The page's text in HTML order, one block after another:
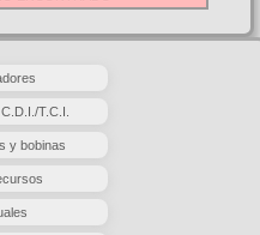
T.C.I.
y bobinas